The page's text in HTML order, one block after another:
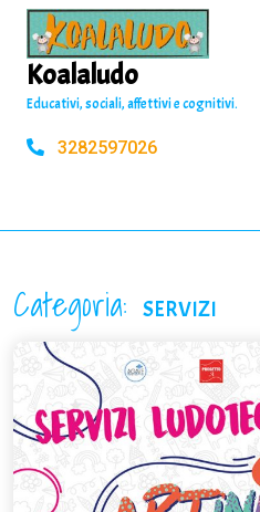
Skip
contentKoalaludo
Educativi, sociali, affettivi e cognitivi.
3282597026
Categoria: SERVIZI